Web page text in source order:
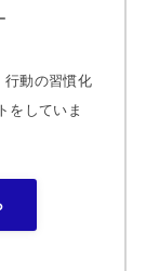
行動の習慣化
をしていま